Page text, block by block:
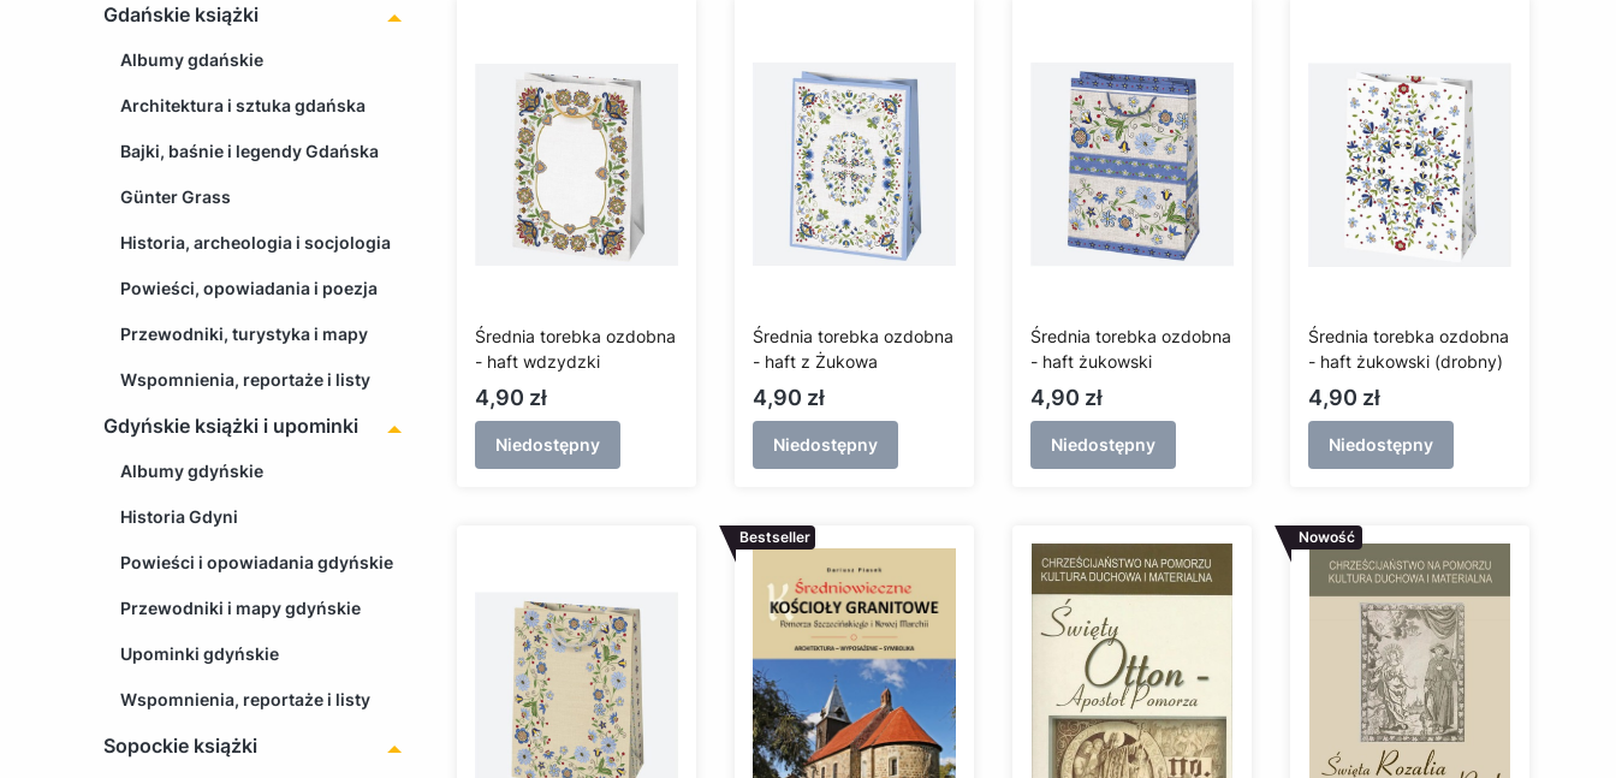
Gdańskie książki
Albumy gdańskie
Architektura i sztuka gdańska
Bajki, baśnie i legendy Gdańska
Günter Grass
Historia, archeologia i socjologia
Powieści, opowiadania i poezja
Przewodniki, turystyka i mapy
Wspomnienia, reportaże i listy
Gdyńskie książki i upominki
Albumy gdyńskie
Historia Gdyni
Powieści i opowiadania gdyńskie
Przewodniki i mapy gdyńskie
Upominki gdyńskie
Wspomnienia, reportaże i listy
Sopockie książki
Średnia torebka ozdobna
- haft wdzydzki
Cena
4,90 zł
Niedostępny
Średnia torebka ozdobna
- haft z Żukowa
Cena
4,90 zł
Niedostępny
Średnia torebka ozdobna
- haft żukowski
Cena
4,90 zł
Niedostępny
Średnia torebka ozdobna
- haft żukowski (drobny)
Cena
4,90 zł
Niedostępny
Bestseller Nowość